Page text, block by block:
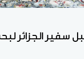
سفير الجزائر